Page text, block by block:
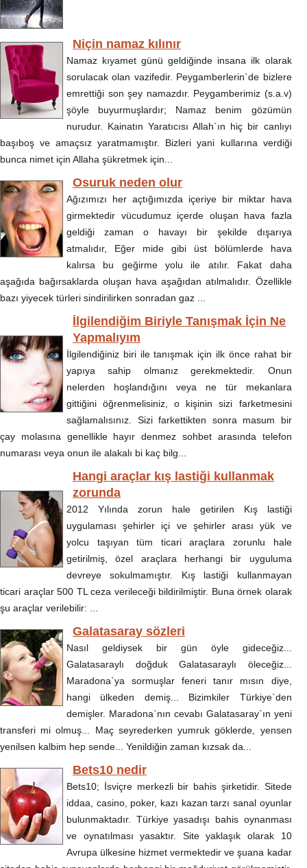
Niçin namaz kılınır
Namaz kıyamet günü geldiğinde insana ilk olarak
sorulacak olan vazifedir. Peygamberlerin`de bizlere
emrettiği son şey namazdır. Peygamberimiz (s.a.v)
şöyle buyurmuşlardır; Namaz benim gözümün
nurudur. Kainatın Yaratıcısı Allah`ın hiç bir canlıyı
başıboş ve amaçsız yaratmamıştır. Bizleri yani kullarına verdiği
bunca nimet için Allaha şükretmek için...
Osuruk neden olur
Ağızımızı her açtığımızda içeriye bir miktar hava
girmektedir vücudumuz içerde oluşan hava fazla
geldiği zaman o havayı bir şekilde dışarıya
atmalıdır, Eğer mide gibi üst bölümlerde hava
kalırsa bu geğirme yolu ile atılır. Fakat daha
aşağıda bağırsaklarda oluşan hava aşağıdan atılmalıdır. Özellikle
bazı yiyecek türleri sindirilirken sonradan gaz ...
İlgilendiğim Biriyle Tanışmak İçin Ne
Yapmalıyım
İlgilendiğiniz biri ile tanışmak için ilk önce rahat bir
yapıya sahip olmanız gerekmektedir. Onun
nelerden hoşlandığını veya ne tür mekanlara
gittiğini öğrenmelisiniz, o kişinin sizi farketmesini
sağlamalısınız. Sizi farkettikten sonra masum bir
çay molasına genellikle hayır denmez sohbet arasında telefon
numarası veya onun ile alakalı bi kaç bilg...
Hangi araçlar kış lastiği kullanmak
zorunda
2012 Yılında zorun hale getirilen Kış lastiği
uygulaması şehirler içi ve şehirler arası yük ve
yolcu taşıyan tüm ticari araçlara zorunlu hale
getirilmiş, özel araçlara herhangi bir uyguluma
devreye sokulmamıştır. Kış lastiği kullanmayan
ticari araçlar 500 TL ceza verileceği bildirilmiştir. Buna örnek olarak
şu araçlar verilebilir: ...
Galatasaray sözleri
Nasıl geldiysek bir gün öyle gideceğiz...
Galatasaraylı doğduk Galatasaraylı öleceğiz...
Maradona`ya sormuşlar feneri tanır mısın diye,
hangi ülkeden demiş... Bizimkiler Türkiye`den
demişler. Maradona`nın cevabı Galatasaray`ın yeni
transferi mi olmuş... Maç seyrederken yumruk göklerde, yensen
yenilsen kalbim hep sende... Yenildiğin zaman kızsak da...
Bets10 nedir
Bets10; İsviçre merkezli bir bahis şirketidir. Sitede
iddaa, casino, poker, kazı kazan tarzı sanal oyunlar
bulunmaktadır. Türkiye yasadışı bahis oynanması
ve oynatılması yasaktır. Site yaklaşık olarak 10
Avrupa ülkesine hizmet vermektedir ve şuana kadar